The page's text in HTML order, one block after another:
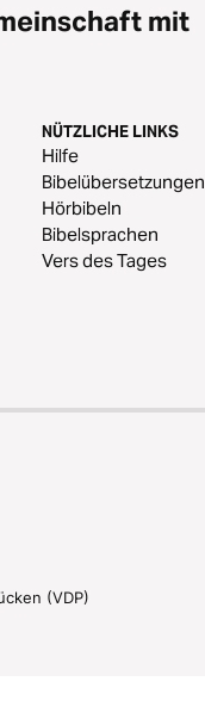
mit
NÜTZLICHE LINKS
Hilfe
Bibelübersetzungen
Hörbibeln
Bibelsprachen
Vers des Tages
(VDP)